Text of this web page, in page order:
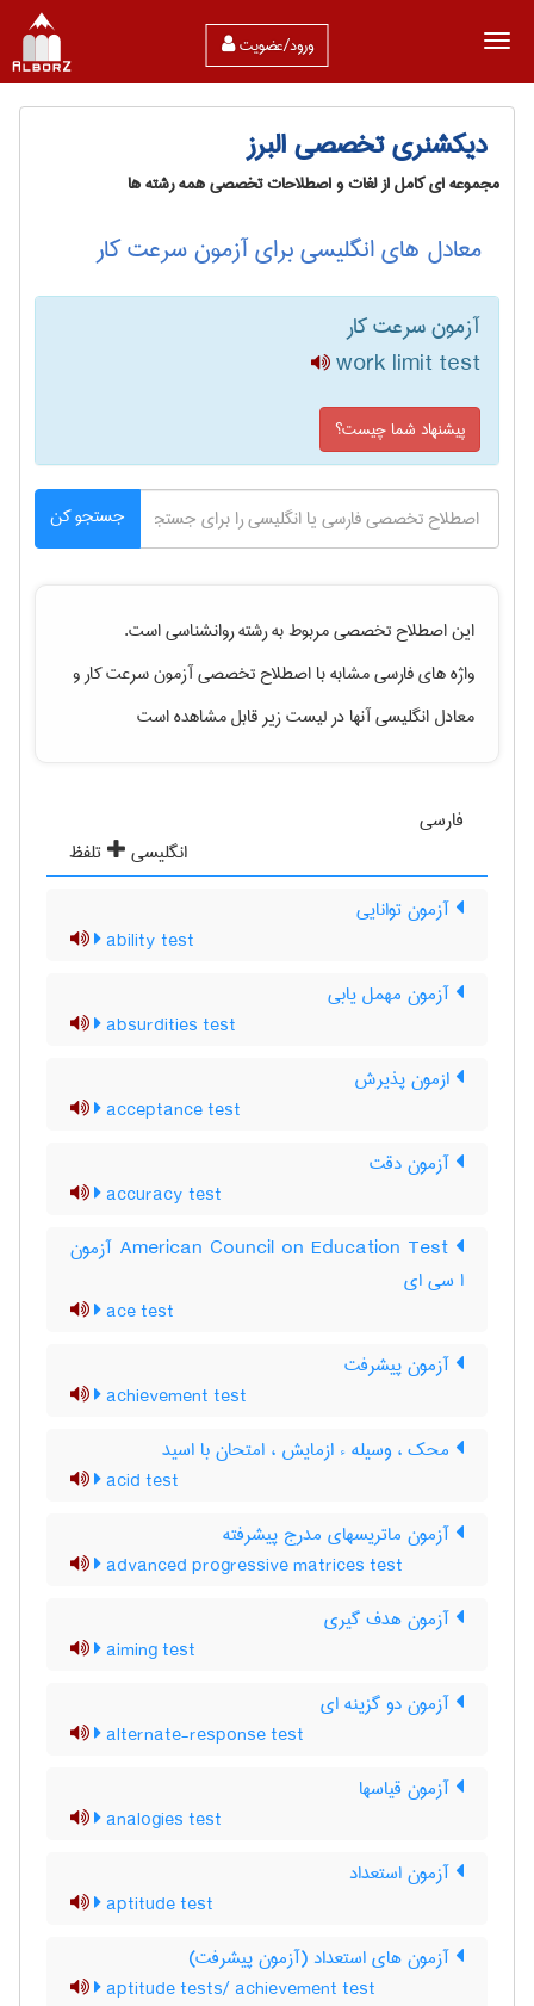
ورود/عضویت
دیکشنری تخصصی البرز
مجموعه ای کامل از لغات و اصطلاحات تخصصی همه رشته ها
معادل های انگلیسی برای آزمون سرعت کار
آزمون سرعت کار
work limit test
پیشنهاد شما چیست؟
جستجو کن
این اصطلاح تخصصی مربوط به رشتهروانشناسیاست.
واژه های فارسی مشابه با اصطلاح تخصصیآزمون سرعت کارو
معادل انگلیسی آنها در لیست زیر قابل مشاهده است
فارسی
انگلیسی
تلفظ
آزمون توانایی
ability test
آزمون مهمل یابی
absurdities test
ازمون پذیرش
acceptance test
آزمون دقت
accuracy test
‎American Council on Education Test آزمون
ا سی ای
ace test
آزمون پيشرفت
achievement test
محک ، وسیله ء ازمایش ، امتحان با اسید
acid test
آزمون ماتریسهای مدرج پیشرفته
advanced progressive matrices test
آزمون هدف گیری
aiming test
آزمون دو گزینه ای
alternate-response test
آزمون قیاسها
analogies test
آزمون استعداد
aptitude test
آزمون های استعداد (آزمون پیشرفت)
aptitude tests/ achievement test